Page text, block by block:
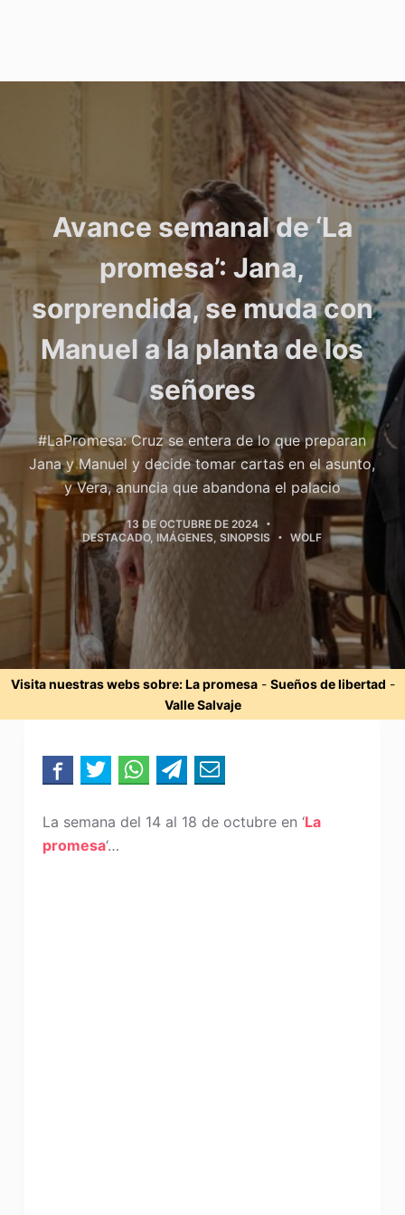
Avance semanal de ‘La
promesa’: Jana,
sorprendida, se muda con
Manuel a la planta de los
señores
#LaPromesa: Cruz se entera de lo que preparan
Jana y Manuel y decide tomar cartas en el asunto,
y Vera, anuncia que abandona el palacio
13 DE OCTUBRE DE 2024
DESTACADO,IMÁGENES,SINOPSIS WOLF
Visita nuestras webs sobre:La promesa- Sueños de libertad -
Valle Salvaje
La semana del 14 al 18 de octubre en ‘La
promesa‘…